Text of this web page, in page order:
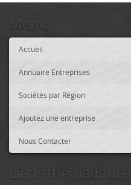
Menu
Accueil
Annuaire Entreprises
Sociétés par Région
Ajoutez une entreprise
Nous Contacter
Liens thématiques